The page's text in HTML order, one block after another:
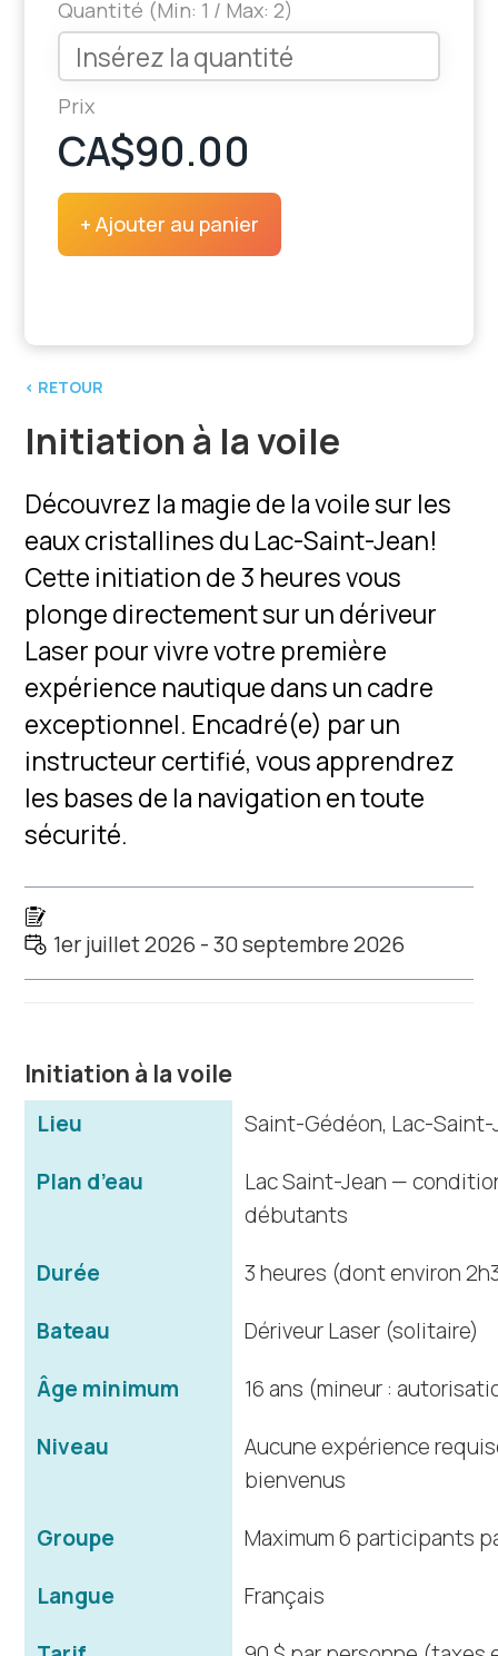
‹ RETOUR
Initiation à la voile
Découvrez la magie de la voile sur les
eaux cristallines du Lac-Saint-Jean!
Cette initiation de 3 heures vous
plonge directement sur un dériveur
Laser pour vivre votre première
expérience nautique dans un cadre
exceptionnel. Encadré(e) par un
instructeur certifié, vous apprendrez
les bases de la navigation en toute
sécurité.
1er juillet 2026 - 30 septembre 2026
Initiation à la voile
Lieu
Saint-Gédéon, Lac-
Plan d’eau
Lac Saint-Jean —
débutants
Durée
3 heures (dont environ
Bateau
Dériveur Laser (solitaire)
Âge minimum
16 ans (mineur :
Niveau
Aucune expérience
bienvenus
Groupe
Maximum 6 participants
Langue
Français
Quantité (Min: 1 / Max: 2)
Prix
CA$90.00
+ Ajouter au panier